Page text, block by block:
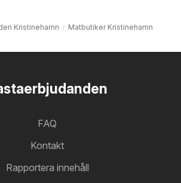
Kristinehamn Matbutiker Kristinehamn
FAQ
Kontakt
Rapportera innehåll